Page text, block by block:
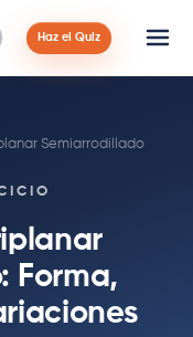
Haz el Quiz
Semiarrodillado
Forma,